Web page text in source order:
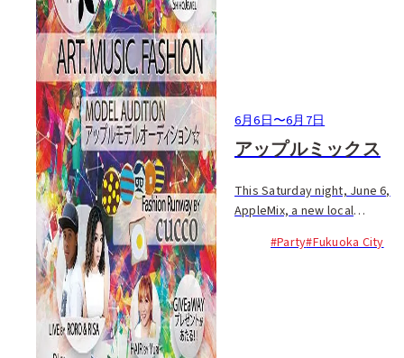
6月6日〜6月7日
アップルミックス
This Saturday night, June 6,
AppleMix, a new local
Fashion, is having a party in
#Party#Fukuoka City